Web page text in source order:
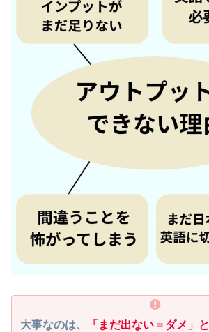
大事なのは、 「まだ出ない＝ダメ」